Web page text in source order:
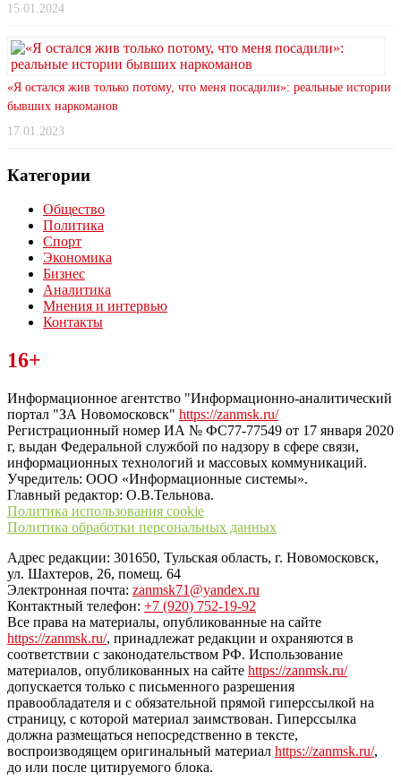
15.01.2024
«Я остался жив только потому, что меня посадили»: реальные истории
бывших наркоманов
17.01.2023
Категории
Общество
Политика
Спорт
Экономика
Бизнес
Аналитика
Мнения и интервью
Контакты
Читайте последние новости дня в Тульской области на сайте
“ЗаНовомосковск”
16+
Информационное агентство "Информационно-аналитический
портал "ЗА Новомосковск" https://zanmsk.ru/
Регистрационный номер ИА № ФС77-77549 от 17 января 2020
г, выдан Федеральной службой по надзору в сфере связи,
информационных технологий и массовых коммуникаций.
Учредитель: ООО «Информационные системы».
Главный редактор: О.В.Тельнова.
Политика использования cookie
Политика обработки персональных данных
Адрес редакции: 301650, Тульская область, г. Новомосковск,
ул. Шахтеров, 26, помещ. 64
Электронная почта: zanmsk71@yandex.ru
Контактный телефон: +7 (920) 752-19-92
Все права на материалы, опубликованные на сайте
https://zanmsk.ru/, принадлежат редакции и охраняются в
соответствии с законодательством РФ. Использование
материалов, опубликованных на сайте https://zanmsk.ru/
допускается только с письменного разрешения
правообладателя и с обязательной прямой гиперссылкой на
страницу, с которой материал заимствован. Гиперссылка
должна размещаться непосредственно в тексте,
воспроизводящем оригинальный материал https://zanmsk.ru/,
до или после цитируемого блока.